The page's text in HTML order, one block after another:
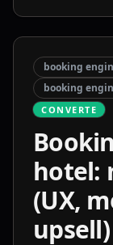
booking
booking
CONVERTE
hotel:
(UX,
upsell)